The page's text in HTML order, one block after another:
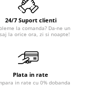
24/7 Suport clienti
la comanda? Da-ne un
la orice ora, zi si noapte!
Plata in rate
in rate cu 0% dobanda